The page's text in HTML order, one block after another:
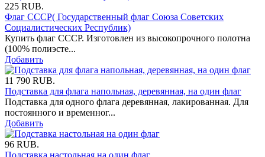
225 RUB.
Флаг СССР( Государственный флаг Союза Советских
Социалистических Республик)
Купить флаг СССР. Изготовлен из высокопрочного полотна
(100% полиэсте...
Добавить
11 790 RUB.
Подставка для флага напольная, деревянная, на один флаг
Подставка для одного флага деревянная, лакированная. Для
постоянного и временног...
Добавить
96 RUB.
Подставка настольная на один флаг